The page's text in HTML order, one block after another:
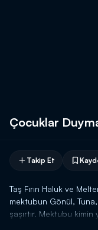
Çocuklar
Takip Et
Taş Fırın Haluk ve
mektubun Gönül,
şaşırtır. Mektubu